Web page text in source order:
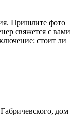
Пришлите фото
свяжется с вами
стоит ли
дом